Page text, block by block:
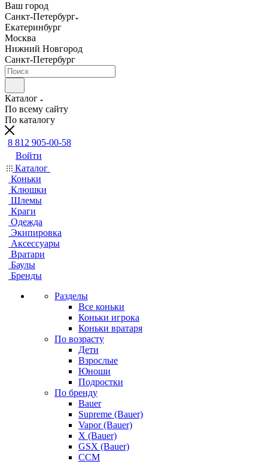
Ваш город
Санкт-Петербург
Екатеринбург
Москва
Нижний Новгород
Санкт-Петербург
Каталог
По всему сайту
По каталогу
8 812 905-00-58
Войти
Каталог
Коньки
Клюшки
Шлемы
Краги
Одежда
Экипировка
Аксессуары
Вратари
Баулы
Бренды
Разделы
Все коньки
Коньки игрока
Коньки вратаря
По возрасту
Дети
Взрослые
Юноши
Подростки
По бренду
Bauer
Supreme (Bauer)
Vapor (Bauer)
X (Bauer)
GSX (Bauer)
CCM